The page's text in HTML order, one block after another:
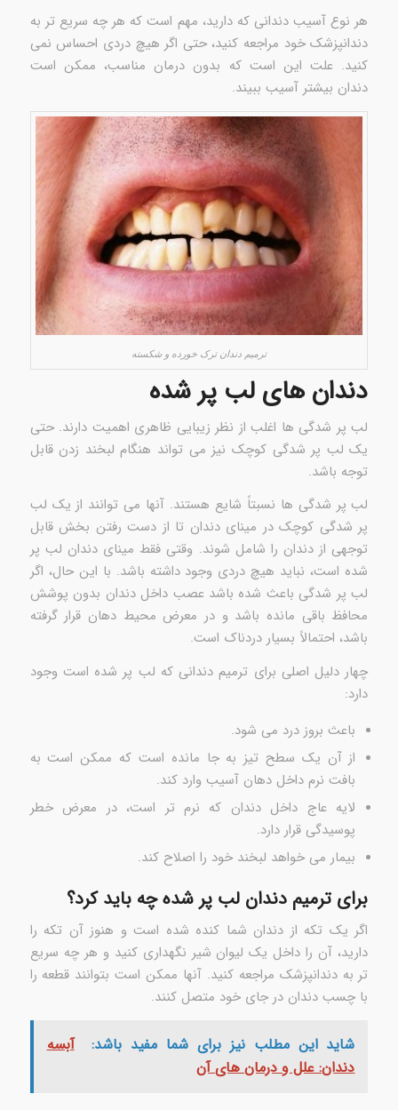
هر نوع آسیب دندانی که دارید، مهم است که هر چه سریع تر به
دندانپزشک خود مراجعه کنید، حتی اگر هیچ دردی احساس نمی
کنید. علت این است که بدون درمان مناسب، ممکن است
دندان بیشتر آسیب ببیند.
ترمیم دندان ترک خورده و شکسته
دندان های لب پر شده
لب پر شدگی ها اغلب از نظر زیبایی ظاهری اهمیت دارند. حتی
یک لب پر شدگی کوچک نیز می تواند هنگام لبخند زدن قابل
توجه باشد.
لب پر شدگی ها نسبتاً شایع هستند. آنها می توانند از یک لب
پر شدگی کوچک در مینای دندان تا از دست رفتن بخش قابل
توجهی از دندان را شامل شوند. وقتی فقط مینای دندان لب پر
شده است، نباید هیچ دردی وجود داشته باشد. با این حال، اگر
لب پر شدگی باعث شده باشد عصب داخل دندان بدون پوشش
محافظ باقی مانده باشد و در معرض محیط دهان قرار گرفته
باشد، احتمالاً بسیار دردناک است.
چهار دلیل اصلی برای ترمیم دندانی که لب پر شده است وجود
دارد:
باعث بروز درد می شود.
از آن یک سطح تیز به جا مانده است که ممکن است به
بافت نرم داخل دهان آسیب وارد کند.
لایه عاج داخل دندان که نرم تر است، در معرض خطر
پوسیدگی قرار دارد.
بیمار می خواهد لبخند خود را اصلاح کند.
برای ترمیم دندان لب پر شده چه باید کرد؟
اگر یک تکه از دندان شما کنده شده است و هنوز آن تکه را
دارید، آن را داخل یک لیوان شیر نگهداری کنید و هر چه سریع
تر به دندانپزشک مراجعه کنید. آنها ممکن است بتوانند قطعه را
با چسب دندان در جای خود متصل کنند.
شاید این مطلب نیز برای شما مفید باشد:
آبسه
دندان: علل و درمان های آن